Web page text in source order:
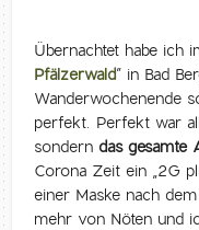
Übernachtet habe ich
Pfälzerwald” in Bad
Wanderwochenende
perfekt. Perfekt war
sonderndas gesamte
Corona Zeit ein „2G
einer Maske nach
mehr von Nöten und